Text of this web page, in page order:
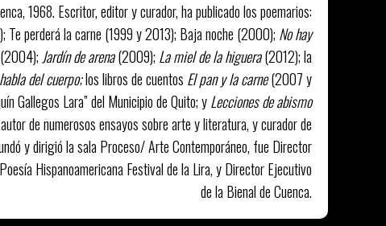
1968. Escritor, editor y curador, ha publicado los poemarios:
Te perderá la carne (1999 y 2013); Baja noche (2000); No hay
Jardín de arena(2009); La miel de la higuera(2012); la
del cuerpo;los libros de cuentos El pan y la carne(2007 y
Gallegos Lara” del Municipio de Quito; yLecciones de abismo
de numerosos ensayos sobre arte y literatura, y curador de
y dirigió la sala Proceso/ Arte Contemporáneo, fue Director
Hispanoamericana Festival de la Lira, y Director Ejecutivo
de la Bienal de Cuenca.